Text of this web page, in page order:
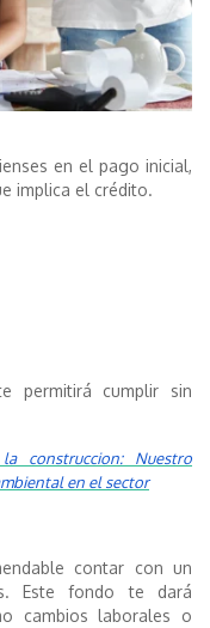
en el pago inicial,
implica el crédito.
permitirá cumplir sin
construccion: Nuestro
en el sector
contar con un
Este fondo te dará
cambios laborales o